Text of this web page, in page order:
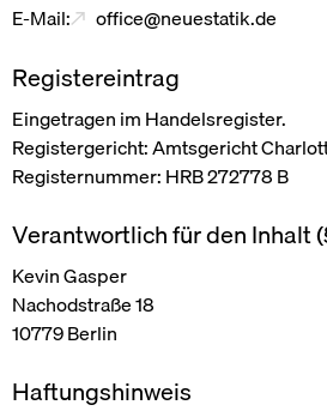
E-Mail:
office@neuestatik.de
Registereintrag
Eingetragen im Handelsregister.
Registergericht: Amtsgericht
Registernummer: HRB 272778 B
Verantwortlich für den Inhalt
Kevin Gasper
Nachodstraße 18
10779 Berlin
Haftungshinweis